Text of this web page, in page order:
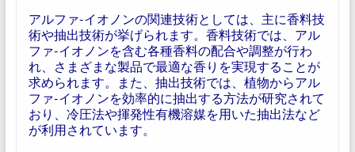
アルファ-イオノンの関連技術としては、主に香料技
術や抽出技術が挙げられます。香料技術では、アル
ファ-イオノンを含む各種香料の配合や調整が行わ
れ、さまざまな製品で最適な香りを実現することが
求められます。また、抽出技術では、植物からアル
ファ-イオノンを効率的に抽出する方法が研究されて
おり、冷圧法や揮発性有機溶媒を用いた抽出法など
が利用されています。